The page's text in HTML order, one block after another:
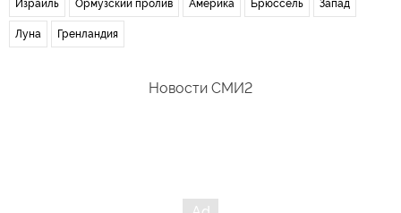
Израиль Ормузский пролив Америка Брюссель Запад
Луна Гренландия
Новости СМИ2